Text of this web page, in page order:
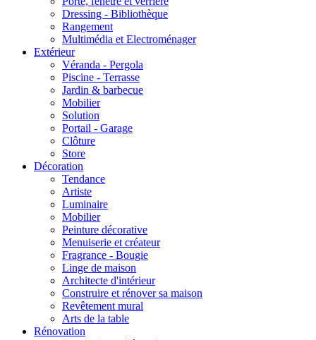
Dressing - Bibliothèque
Rangement
Multimédia et Electroménager
Extérieur
Véranda - Pergola
Piscine - Terrasse
Jardin & barbecue
Mobilier
Solution
Portail - Garage
Clôture
Store
Décoration
Tendance
Artiste
Luminaire
Mobilier
Peinture décorative
Menuiserie et créateur
Fragrance - Bougie
Linge de maison
Architecte d'intérieur
Construire et rénover sa maison
Revêtement mural
Arts de la table
Rénovation